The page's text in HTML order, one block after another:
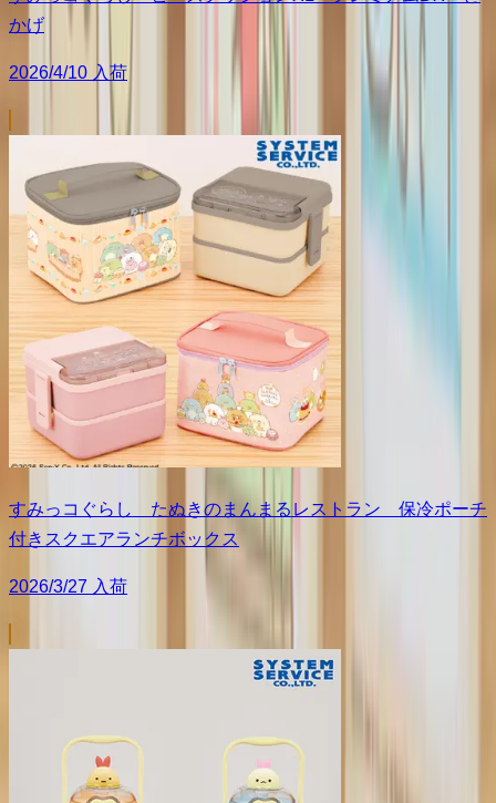
かげ
2026/4/10 入荷
すみっコぐらし たぬきのまんまるレストラン 保冷ポーチ
付きスクエアランチボックス
2026/3/27 入荷